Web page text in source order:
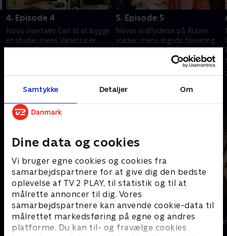
Samtykke Detaljer Om
Dine data og cookies
Vi bruger egne cookies og cookies fra
samarbejdspartnere for at give dig den bedste
oplevelse af TV 2 PLAY, til statistik og til at
målrette annoncer til dig. Vores
samarbejdspartnere kan anvende cookie-data til
målrettet markedsføring på egne og andres
platforme. Du kan til- og fravælge cookies
4. Episode 4
Nova overtaler Carl til at bygge
et studie, mens Vanessa er
usikker på sine følelser.
5. Episode 5
Novas indflydelse på Ruben
vokser, mens Ingrids forvirring
tager til i styrke.
21. oktober 2025 • 41 min
Gerningsstedet - Tatort
Krimi & Spænding • 1 sæsoner
Top Dog
Krimi &